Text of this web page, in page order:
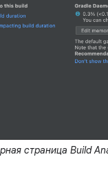
страница Build